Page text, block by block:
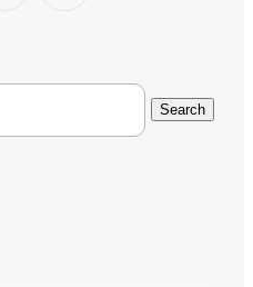
Search